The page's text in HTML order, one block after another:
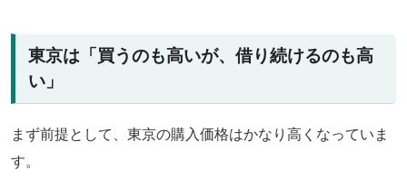
東京は「買うのも高いが、借り続けるのも高
い」
まず前提として、東京の購入価格はかなり高くなっていま
す。